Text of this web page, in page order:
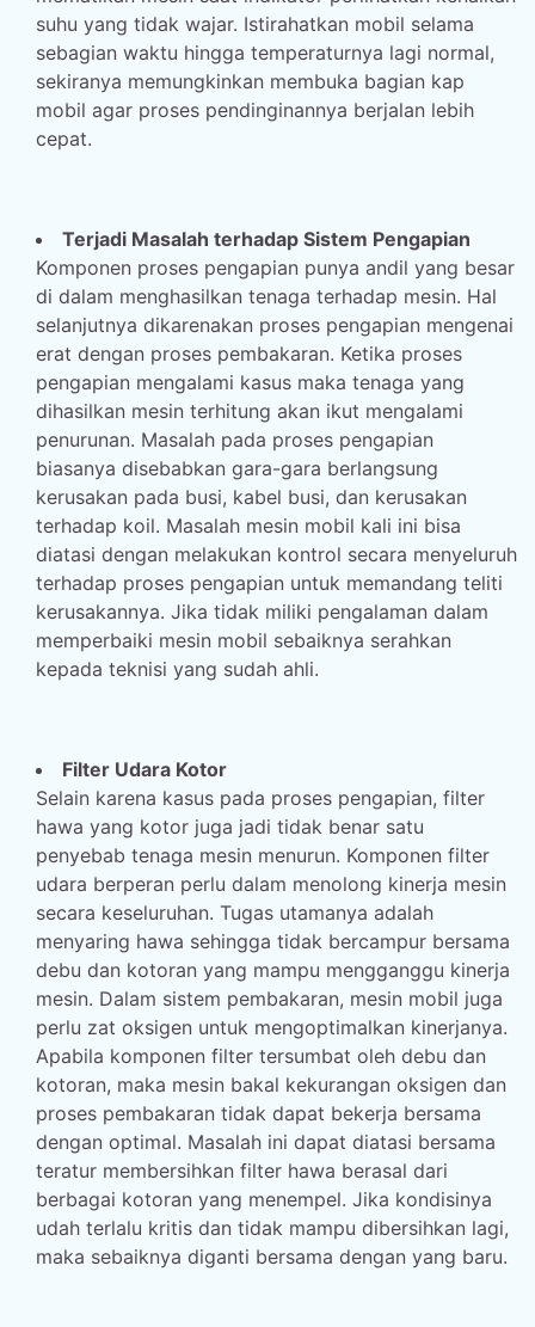
suhu yang tidak wajar. Istirahatkan mobil selama
sebagian waktu hingga temperaturnya lagi normal,
sekiranya memungkinkan membuka bagian kap
mobil agar proses pendinginannya berjalan lebih
cepat.
Terjadi Masalah terhadap Sistem Pengapian
Komponen proses pengapian punya andil yang besar
di dalam menghasilkan tenaga terhadap mesin. Hal
selanjutnya dikarenakan proses pengapian mengenai
erat dengan proses pembakaran. Ketika proses
pengapian mengalami kasus maka tenaga yang
dihasilkan mesin terhitung akan ikut mengalami
penurunan. Masalah pada proses pengapian
biasanya disebabkan gara-gara berlangsung
kerusakan pada busi, kabel busi, dan kerusakan
terhadap koil. Masalah mesin mobil kali ini bisa
diatasi dengan melakukan kontrol secara menyeluruh
terhadap proses pengapian untuk memandang teliti
kerusakannya. Jika tidak miliki pengalaman dalam
memperbaiki mesin mobil sebaiknya serahkan
kepada teknisi yang sudah ahli.
Filter Udara Kotor
Selain karena kasus pada proses pengapian, filter
hawa yang kotor juga jadi tidak benar satu
penyebab tenaga mesin menurun. Komponen filter
udara berperan perlu dalam menolong kinerja mesin
secara keseluruhan. Tugas utamanya adalah
menyaring hawa sehingga tidak bercampur bersama
debu dan kotoran yang mampu mengganggu kinerja
mesin. Dalam sistem pembakaran, mesin mobil juga
perlu zat oksigen untuk mengoptimalkan kinerjanya.
Apabila komponen filter tersumbat oleh debu dan
kotoran, maka mesin bakal kekurangan oksigen dan
proses pembakaran tidak dapat bekerja bersama
dengan optimal. Masalah ini dapat diatasi bersama
teratur membersihkan filter hawa berasal dari
berbagai kotoran yang menempel. Jika kondisinya
udah terlalu kritis dan tidak mampu dibersihkan lagi,
maka sebaiknya diganti bersama dengan yang baru.